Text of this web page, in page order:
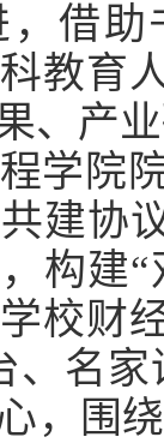
借
教育
、产
学院
建协
构建
校财
、名
，围